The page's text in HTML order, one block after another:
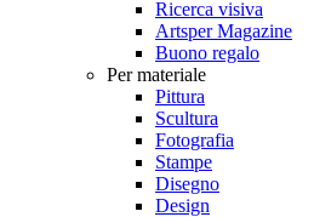
Ricerca visiva
Artsper Magazine
Buono regalo
Per materiale
Pittura
Scultura
Fotografia
Stampe
Disegno
Design